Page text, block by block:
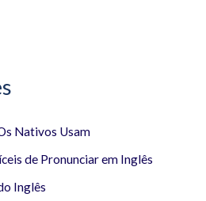
Nativos Usam
de Pronunciar em Inglês
Inglês